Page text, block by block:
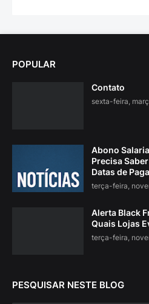
POPULAR
Contato
sexta-feira,
Abono
Precisa
Datas de
terça-feira,
Alerta Black
Quais Lojas
terça-feira,
PESQUISAR NESTE BLOG